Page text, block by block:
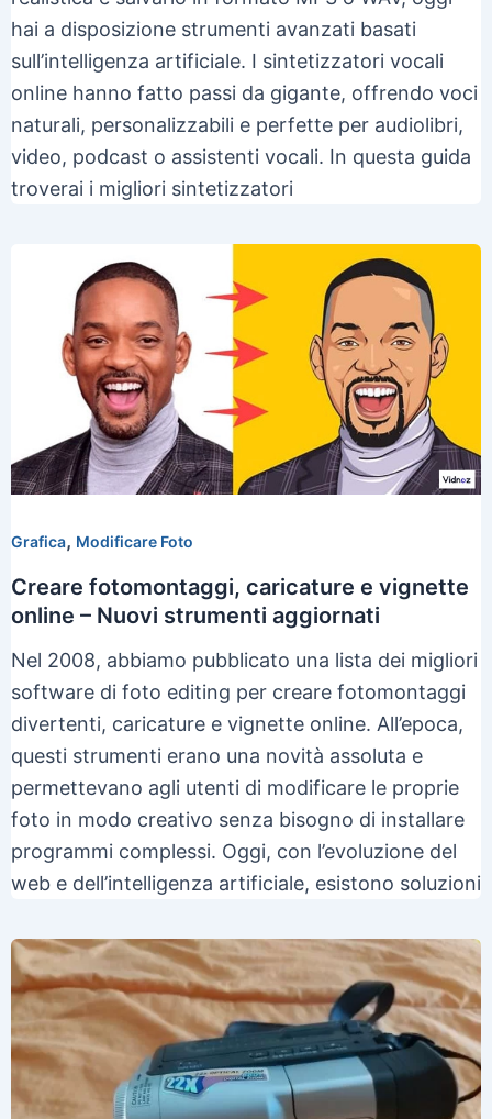
hai a disposizione strumenti avanzati basati
sull’intelligenza artificiale. I sintetizzatori vocali
online hanno fatto passi da gigante, offrendo voci
naturali, personalizzabili e perfette per audiolibri,
video, podcast o assistenti vocali. In questa guida
troverai i migliori sintetizzatori
Grafica, Modificare Foto
Creare fotomontaggi, caricature e vignette
online – Nuovi strumenti aggiornati
Nel 2008, abbiamo pubblicato una lista dei migliori
software di foto editing per creare fotomontaggi
divertenti, caricature e vignette online. All’epoca,
questi strumenti erano una novità assoluta e
permettevano agli utenti di modificare le proprie
foto in modo creativo senza bisogno di installare
programmi complessi. Oggi, con l’evoluzione del
web e dell’intelligenza artificiale, esistono soluzioni